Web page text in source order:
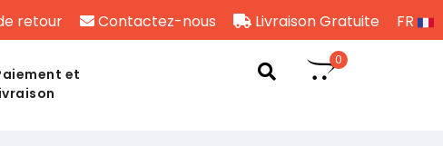
retour Contactez-nous Livraison Gratuite FR
et
0